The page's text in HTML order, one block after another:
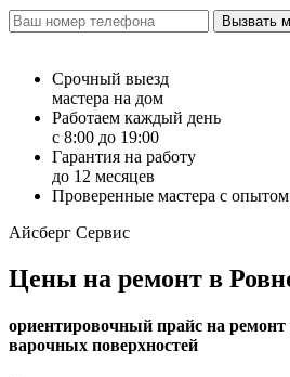
Вызвать
Срочный выезд
мастера на дом
Работаем каждый день
с 8:00 до 19:00
Гарантия на работу
до 12 месяцев
Проверенные мастера с опытом
Айсберг Сервис
Цены на ремонт в
ориентировочный прайс на ремонт
варочных поверхностей